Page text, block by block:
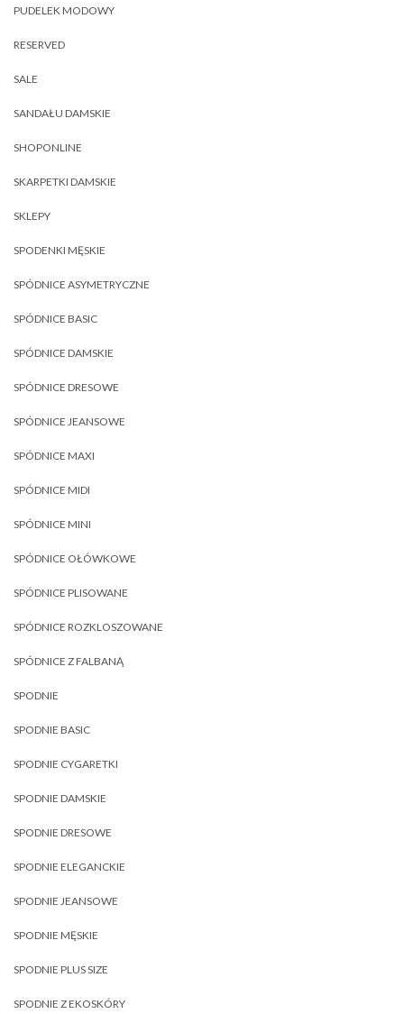
PUDELEK MODOWY
RESERVED
SALE
SANDAŁU DAMSKIE
SHOPONLINE
SKARPETKI DAMSKIE
SKLEPY
SPODENKI MĘSKIE
SPÓDNICE ASYMETRYCZNE
SPÓDNICE BASIC
SPÓDNICE DAMSKIE
SPÓDNICE DRESOWE
SPÓDNICE JEANSOWE
SPÓDNICE MAXI
SPÓDNICE MIDI
SPÓDNICE MINI
SPÓDNICE OŁÓWKOWE
SPÓDNICE PLISOWANE
SPÓDNICE ROZKLOSZOWANE
SPÓDNICE Z FALBANĄ
SPODNIE
SPODNIE BASIC
SPODNIE CYGARETKI
SPODNIE DAMSKIE
SPODNIE DRESOWE
SPODNIE ELEGANCKIE
SPODNIE JEANSOWE
SPODNIE MĘSKIE
SPODNIE PLUS SIZE
SPODNIE Z EKOSKÓRY